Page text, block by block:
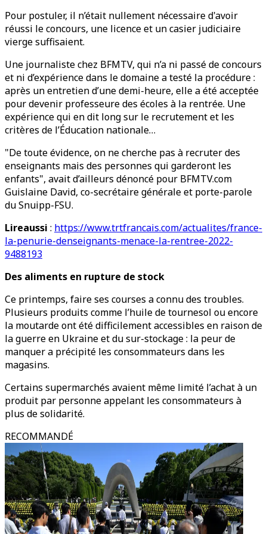
Pour postuler, il n’était nullement nécessaire d'avoir
réussi le concours, une licence et un casier judiciaire
vierge suffisaient.
Une journaliste chez BFMTV, qui n’a ni passé de concours
et ni d’expérience dans le domaine a testé la procédure :
après un entretien d’une demi-heure, elle a été acceptée
pour devenir professeure des écoles à la rentrée. Une
expérience qui en dit long sur le recrutement et les
critères de l’Éducation nationale…
"De toute évidence, on ne cherche pas à recruter des
enseignants mais des personnes qui garderont les
enfants", avait d’ailleurs dénoncé pour BFMTV.com
Guislaine David, co-secrétaire générale et porte-parole
du Snuipp-FSU.
Lireaussi : https://www.trtfrancais.com/actualites/france-
la-penurie-denseignants-menace-la-rentree-2022-
9488193
Des aliments en rupture de stock
Ce printemps, faire ses courses a connu des troubles.
Plusieurs produits comme l’huile de tournesol ou encore
la moutarde ont été difficilement accessibles en raison de
la guerre en Ukraine et du sur-stockage : la peur de
manquer a précipité les consommateurs dans les
magasins.
Certains supermarchés avaient même limité l’achat à un
produit par personne appelant les consommateurs à
plus de solidarité.
RECOMMANDÉ